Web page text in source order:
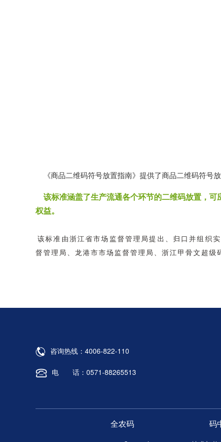
《商品二维码符号放置指南》 提供了商品二维码符号
该标准涵盖了生产流通各个环节的二维码放置，
权益。
该标准由浙江省市场监督管理局提出、归口并组织
督管理局、龙港市市场监督管理局、浙江甲骨文超
咨询热线： 4006-822-110
电 话： 0571-88265513
全农码 码